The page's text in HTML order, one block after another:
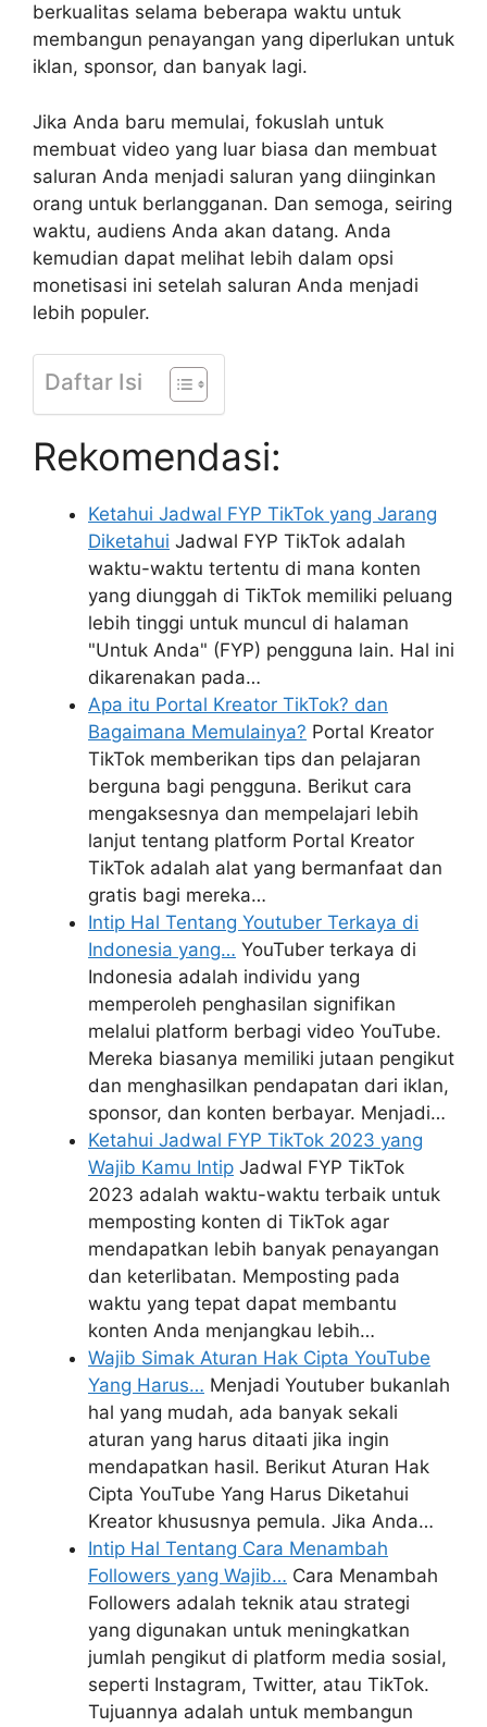
berkualitas selama beberapa waktu untuk
membangun penayangan yang diperlukan untuk
iklan, sponsor, dan banyak lagi.
Jika Anda baru memulai, fokuslah untuk
membuat video yang luar biasa dan membuat
saluran Anda menjadi saluran yang diinginkan
orang untuk berlangganan. Dan semoga, seiring
waktu, audiens Anda akan datang. Anda
kemudian dapat melihat lebih dalam opsi
monetisasi ini setelah saluran Anda menjadi
lebih populer.
Daftar Isi
Rekomendasi:
Ketahui Jadwal FYP TikTok yang Jarang
Diketahui Jadwal FYP TikTok adalah
waktu-waktu tertentu di mana konten
yang diunggah di TikTok memiliki peluang
lebih tinggi untuk muncul di halaman
"Untuk Anda" (FYP) pengguna lain. Hal ini
dikarenakan pada…
Apa itu Portal Kreator TikTok? dan
Bagaimana Memulainya? Portal Kreator
TikTok memberikan tips dan pelajaran
berguna bagi pengguna. Berikut cara
mengaksesnya dan mempelajari lebih
lanjut tentang platform Portal Kreator
TikTok adalah alat yang bermanfaat dan
gratis bagi mereka…
Intip Hal Tentang Youtuber Terkaya di
Indonesia yang… YouTuber terkaya di
Indonesia adalah individu yang
memperoleh penghasilan signifikan
melalui platform berbagi video YouTube.
Mereka biasanya memiliki jutaan pengikut
dan menghasilkan pendapatan dari iklan,
sponsor, dan konten berbayar. Menjadi…
Ketahui Jadwal FYP TikTok 2023 yang
Wajib Kamu Intip Jadwal FYP TikTok
2023 adalah waktu-waktu terbaik untuk
memposting konten di TikTok agar
mendapatkan lebih banyak penayangan
dan keterlibatan. Memposting pada
waktu yang tepat dapat membantu
konten Anda menjangkau lebih…
Wajib Simak Aturan Hak Cipta YouTube
Yang Harus… Menjadi Youtuber bukanlah
hal yang mudah, ada banyak sekali
aturan yang harus ditaati jika ingin
mendapatkan hasil. Berikut Aturan Hak
Cipta YouTube Yang Harus Diketahui
Kreator khususnya pemula. Jika Anda…
Intip Hal Tentang Cara Menambah
Followers yang Wajib… Cara Menambah
Followers adalah teknik atau strategi
yang digunakan untuk meningkatkan
jumlah pengikut di platform media sosial,
seperti Instagram, Twitter, atau TikTok.
Tujuannya adalah untuk membangun